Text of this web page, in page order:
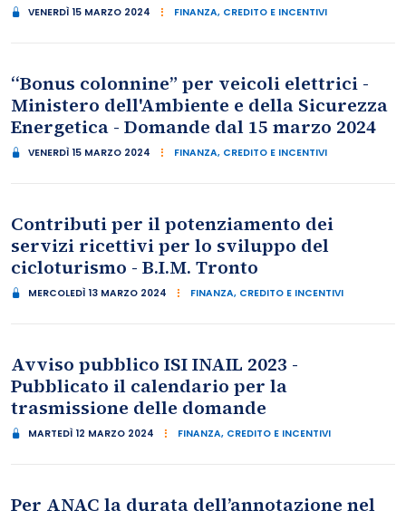
VENERDÌ 15 MARZO 2024 FINANZA, CREDITO E INCENTIVI
“Bonus colonnine” per veicoli elettrici -
Ministero dell'Ambiente e della Sicurezza
Energetica - Domande dal 15 marzo 2024
VENERDÌ 15 MARZO 2024 FINANZA, CREDITO E INCENTIVI
Contributi per il potenziamento dei
servizi ricettivi per lo sviluppo del
cicloturismo - B.I.M. Tronto
MERCOLEDÌ 13 MARZO 2024 FINANZA, CREDITO E INCENTIVI
Avviso pubblico ISI INAIL 2023 -
Pubblicato il calendario per la
trasmissione delle domande
MARTEDÌ 12 MARZO 2024 FINANZA, CREDITO E INCENTIVI
Per ANAC la durata dell’annotazione nel